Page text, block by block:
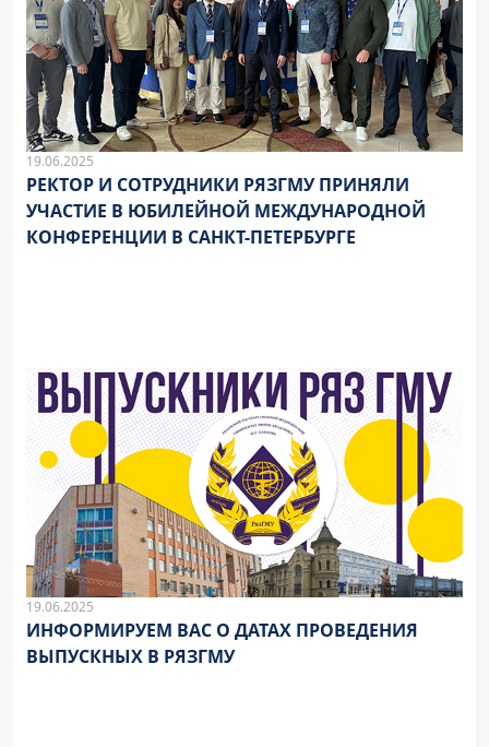
19.06.2025
РЕКТОР И СОТРУДНИКИ РЯЗГМУ ПРИНЯЛИ
УЧАСТИЕ В ЮБИЛЕЙНОЙ МЕЖДУНАРОДНОЙ
КОНФЕРЕНЦИИ В САНКТ-ПЕТЕРБУРГЕ
19.06.2025
ИНФОРМИРУЕМ ВАС О ДАТАХ ПРОВЕДЕНИЯ
ВЫПУСКНЫХ В РЯЗГМУ